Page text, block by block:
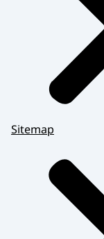
Sitemap